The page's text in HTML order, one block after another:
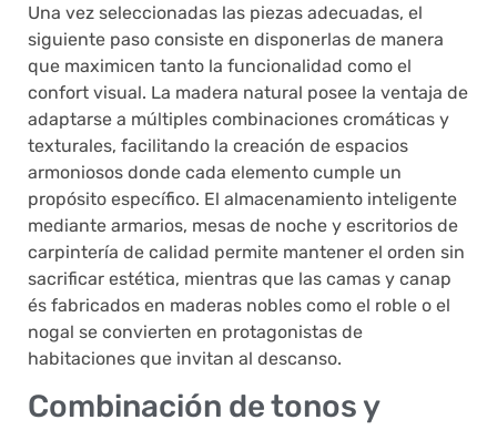
Una vez seleccionadas las piezas adecuadas, el
siguiente paso consiste en disponerlas de manera
que maximicen tanto la funcionalidad como el
confort visual. La madera natural posee la ventaja de
adaptarse a múltiples combinaciones cromáticas y
texturales, facilitando la creación de espacios
armoniosos donde cada elemento cumple un
propósito específico. El almacenamiento inteligente
mediante armarios, mesas de noche y escritorios de
carpintería de calidad permite mantener el orden sin
sacrificar estética, mientras que las camas y canap​
és fabricados en maderas nobles como el roble o el
nogal se convierten en protagonistas de
habitaciones que invitan al descanso.
Combinación de tonos y